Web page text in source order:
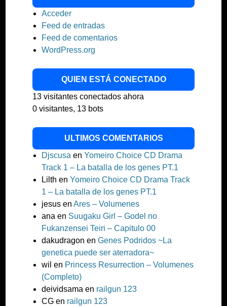
Acceder
Feed de entradas
Feed de comentarios
WordPress.org
QUIEN ESTÁ CONECTADO
13 visitantes conectados ahora
0 visitantes, 13 bots
ULTIMOS COMENTARIOS
Djscusa en Yomeiro Choice CD Drama
Track 1 – La batalla de los genes PT.1
Lilth en Yomeiro Choice CD Drama Track
1 – La batalla de los genes PT.1
jesus en Ares – Volumenes
ana en Suugaku Girl – Godel no
Fukanzensei Teiri – Capitulo 00
dakudragon en Genes Podridos ~La
genetica puede ser aterradora~
wil en Princess Resurrection – Volumenes
(Completo)
deividsama en railgun 123
CG en railgun 123